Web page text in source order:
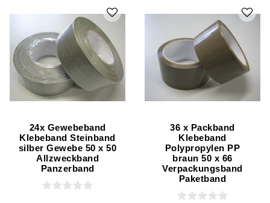
24x Gewebeband
Klebeband Steinband
silber Gewebe 50 x 50
Allzweckband
Panzerband
36 x Packband
Klebeband
Polypropylen PP
braun 50 x 66
Verpackungsband
Paketband